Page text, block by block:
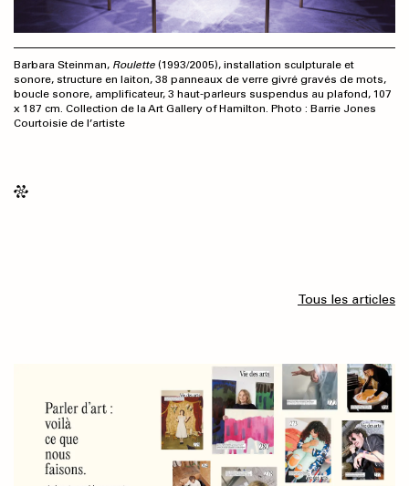
Barbara Steinman, Roulette (1993/2005), installation sculpturale et
sonore, structure en laiton, 38 panneaux de verre givré gravés de mots,
boucle sonore, amplificateur, 3 haut-parleurs suspendus au plafond, 107
x 187 cm. Collection de la Art Gallery of Hamilton. Photo : Barrie Jones
Courtoisie de l’artiste
Tous les articles